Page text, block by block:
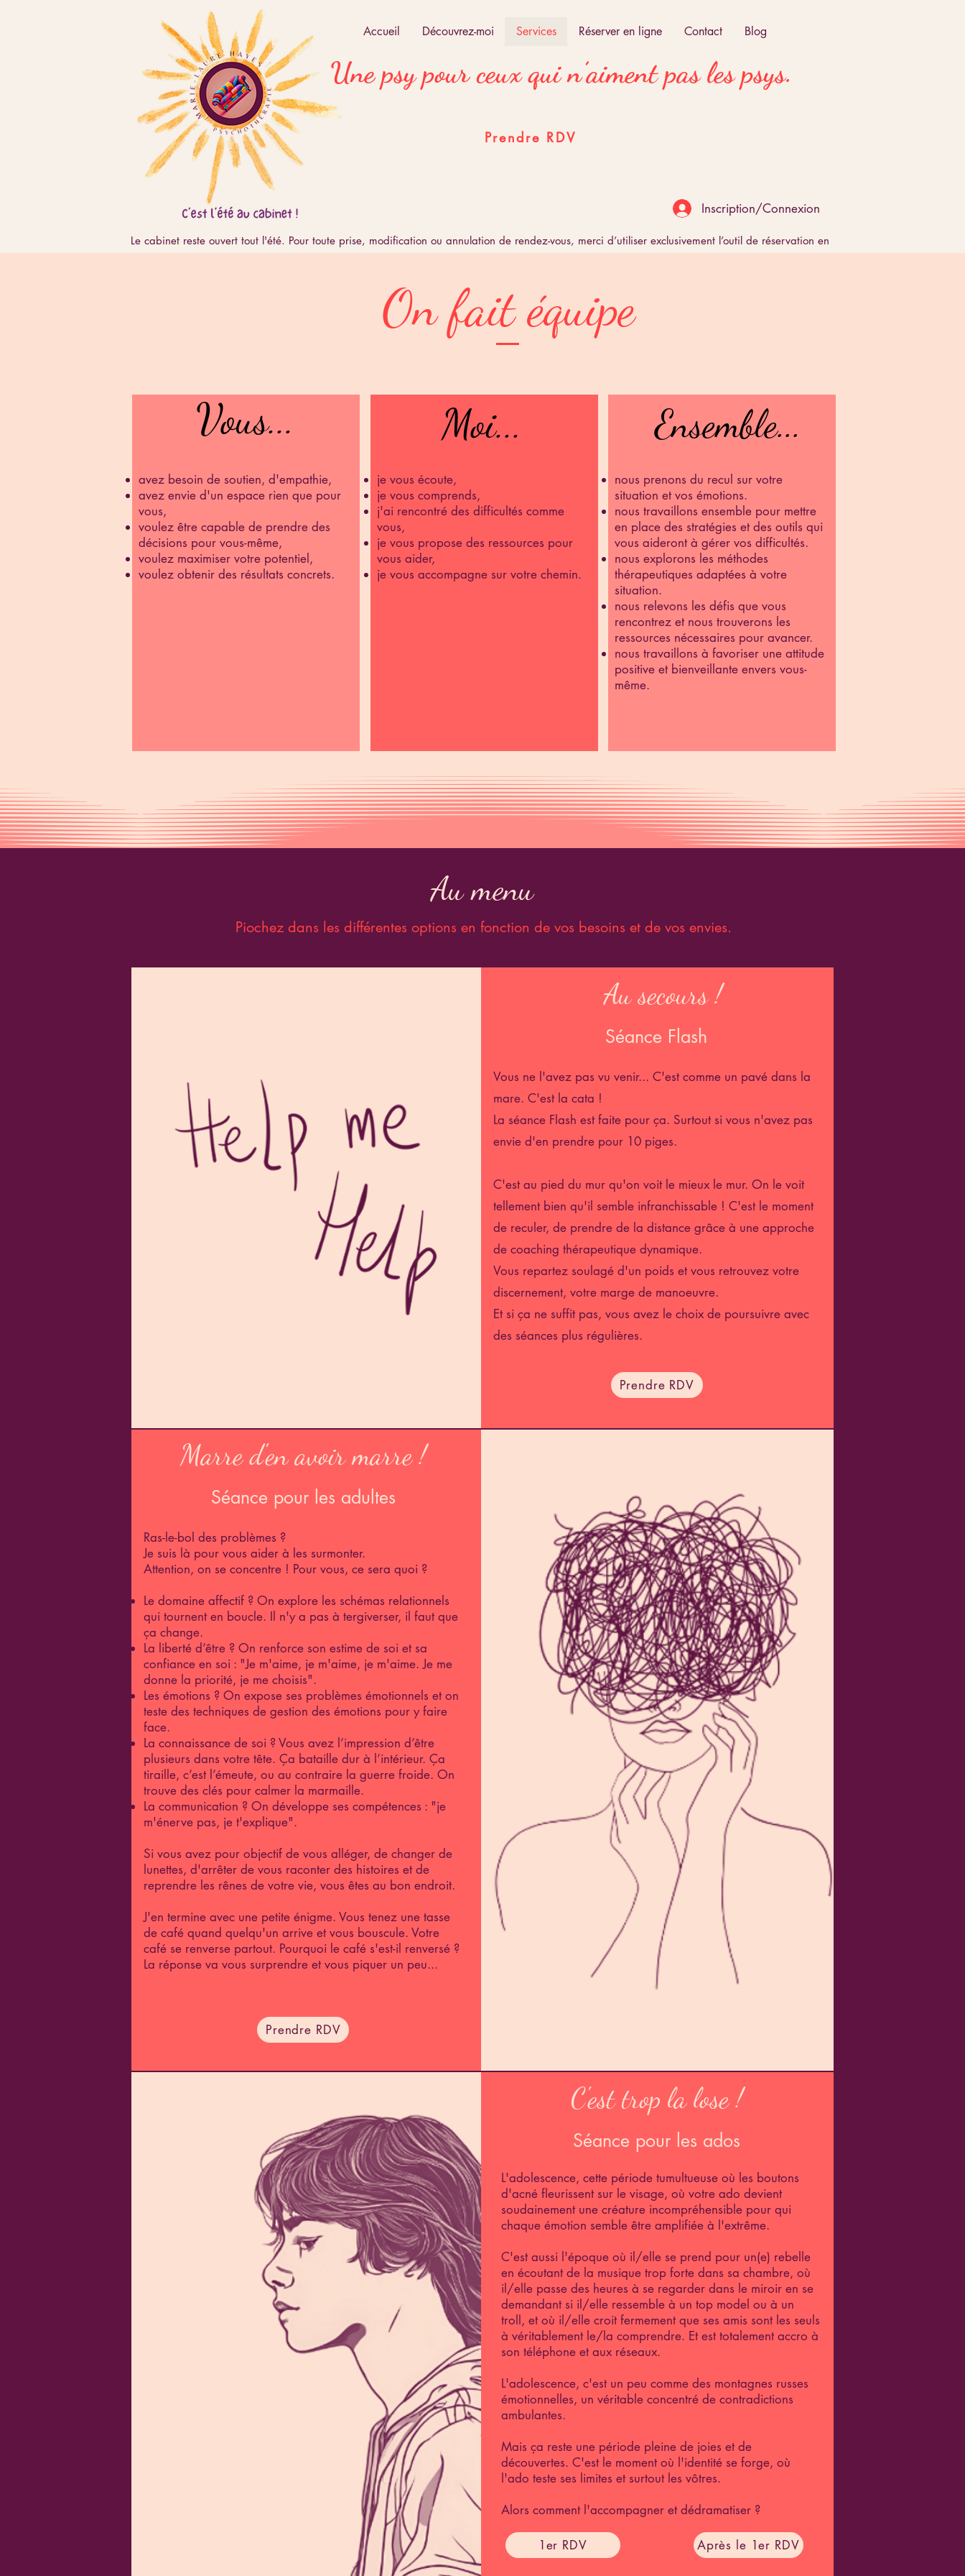
Accueil Découvrez-moi Services Réserver en ligne Contact Blog
Une psy pour ceux qui n’aiment pas les psys.
Prendre RDV
Inscription/Connexion
Le cabinet reste ouvert tout l'été. Pour toute prise, modification ou annulation de rendez-vous, merci d’utiliser exclusivement l’outil de réservation en ligne. Les demandes
On fait équipe
avez besoin de soutien, d'empathie,
avez envie d'un espace rien que pour
vous,
voulez être capable de prendre des
décisions pour vous-même,
voulez maximiser votre potentiel,
voulez obtenir des résultats concrets.
je vous écoute,
je vous comprends,
j'ai rencontré des difficultés comme
vous,
je vous propose des ressources pour
vous aider,
je vous accompagne sur votre chemin.
nous prenons du recul sur votre
situation et vos émotions.
nous travaillons ensemble pour mettre
en place des stratégies et des outils qui
vous aideront à gérer vos difficultés.
nous explorons les méthodes
thérapeutiques adaptées à votre
situation.
nous relevons les défis que vous
rencontrez et nous trouverons les
ressources nécessaires pour avancer.
nous travaillons à favoriser une attitude
positive et bienveillante envers vous-
même.
Ensemble...
Ensemble...
Moi...
Moi...
Vous...
Vous...
Au menu
Piochez dans les différentes options en fonction de vos besoins et de vos envies.
Au secours !
Séance Flash
Vous ne l'avez pas vu venir... C'est comme un pavé dans la
mare. C'est la cata !
La séance Flash est faite pour ça. Surtout si vous n'avez pas
envie d'en prendre pour 10 piges.
C'est au pied du mur qu'on voit le mieux le mur. On le voit
tellement bien qu'il semble infranchissable ! C'est le moment
de reculer, de prendre de la distance grâce à une approche
de coaching thérapeutique dynamique.
Vous repartez soulagé d'un poids et vous retrouvez votre
discernement, votre marge de manoeuvre.
Et si ça ne suffit pas, vous avez le choix de poursuivre avec
des séances plus régulières.
Prendre RDV
Marre d'en avoir marre !
Séance pour les adultes
Ras-le-bol des problèmes ?
Je suis là pour vous aider à les surmonter.
Attention, on se concentre ! Pour vous, ce sera quoi ?
Le domaine affectif ? On explore les schémas relationnels
qui tournent en boucle. Il n'y a pas à tergiverser, il faut que
ça change.
La liberté d’être ? On renforce son estime de soi et sa
confiance en soi : "Je m'aime, je m'aime, je m'aime. Je me
donne la priorité, je me choisis".
Les émotions ? On expose ses problèmes émotionnels et on
teste des techniques de gestion des émotions pour y faire
face.
La connaissance de soi ? Vous avez l’impression d’être
plusieurs dans votre tête. Ça bataille dur à l’intérieur. Ça
tiraille, c’est l’émeute, ou au contraire la guerre froide. On
trouve des clés pour calmer la marmaille.
La communication ? On développe ses compétences : "je
m'énerve pas, je t'explique".
Si vous avez pour objectif de vous alléger, de changer de
lunettes, d'arrêter de vous raconter des histoires et de
reprendre les rênes de votre vie, vous êtes au bon endroit.
J'en termine avec une petite énigme. Vous tenez une tasse
de café quand quelqu'un arrive et vous bouscule. Votre
café se renverse partout. Pourquoi le café s'est-il renversé ?
La réponse va vous surprendre et vous piquer un peu...
Prendre RDV
C'est trop la lose !
Séance pour les ados
L'adolescence, cette période tumultueuse où les boutons
d'acné fleurissent sur le visage, où votre ado devient
soudainement une créature incompréhensible pour qui
chaque émotion semble être amplifiée à l'extrême.
C'est aussi l'époque où il/elle se prend pour un(e) rebelle
en écoutant de la musique trop forte dans sa chambre, où
il/elle passe des heures à se regarder dans le miroir en se
demandant si il/elle ressemble à un top model ou à un
troll, et où il/elle croit fermement que ses amis sont les seuls
à véritablement le/la comprendre. Et est totalement accro à
son téléphone et aux réseaux.
L'adolescence, c'est un peu comme des montagnes russes
émotionnelles, un véritable concentré de contradictions
ambulantes.
Mais ça reste une période pleine de joies et de
découvertes. C'est le moment où l'identité se forge, où
l'ado teste ses limites et surtout les vôtres.
Alors comment l'accompagner et dédramatiser ?
1er RDV Après le 1er RDV